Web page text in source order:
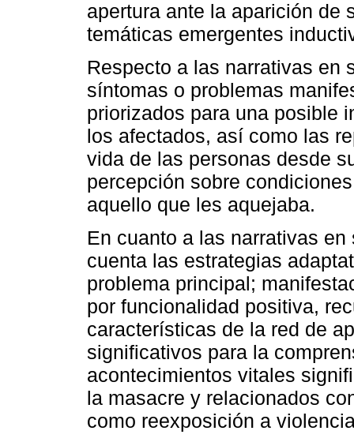
apertura ante la aparición de
temáticas emergentes
Respecto a las narrativas en
síntomas o problemas
priorizados para una posible
los afectados, así como las
vida de las personas desde
percepción sobre
aquello que les aquejaba.
En cuanto a las narrativas
cuenta las estrategias
problema principal;
por funcionalidad positiva,
características de la red de
significativos para la
acontecimientos vitales
la masacre y relacionados
como reexposición a